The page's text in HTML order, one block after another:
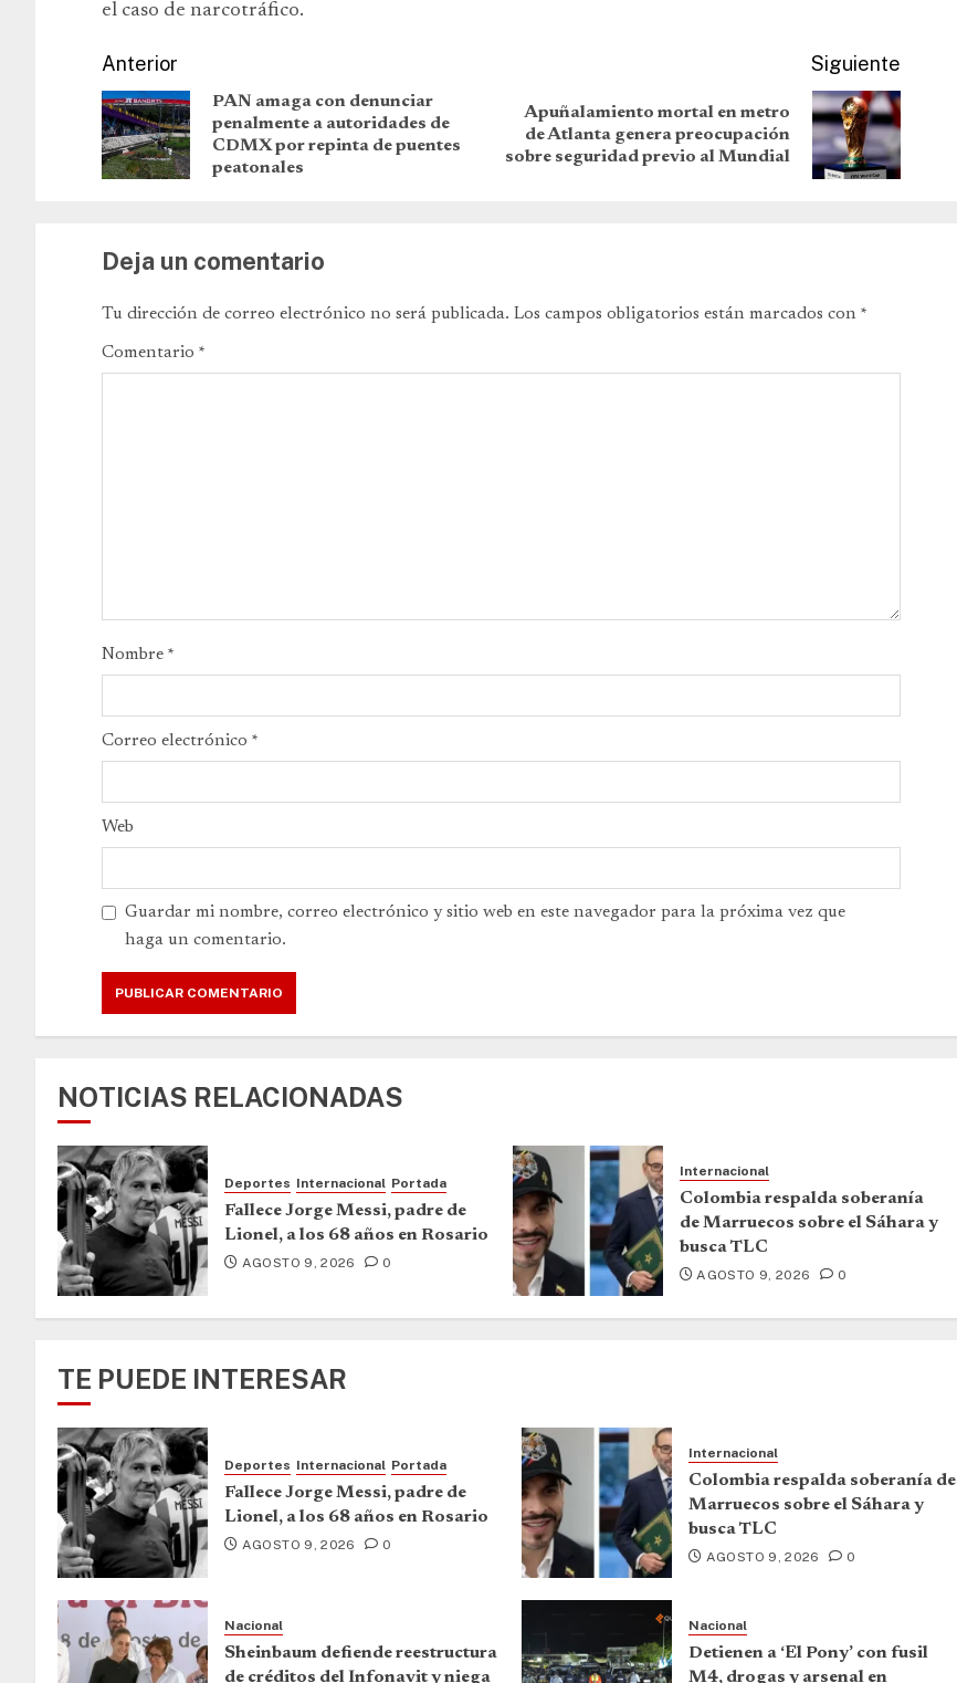
el caso de narcotráfico.
Anterior
PAN amaga con denunciar
penalmente a autoridades de
CDMX por repinta de puentes
peatonales
Siguiente
Apuñalamiento mortal en metro
de Atlanta genera preocupación
sobre seguridad previo al Mundial
Deja un comentario
Tu dirección de correo electrónico no será publicada. Los campos obligatorios están marcados con *
Comentario *
Nombre *
Correo electrónico *
Web
Guardar mi nombre, correo electrónico y sitio web en este navegador para la próxima vez que
haga un comentario.
NOTICIAS RELACIONADAS
Deportes Internacional Portada
Fallece Jorge Messi, padre de
Lionel, a los 68 años en Rosario
AGOSTO 9, 2026 0
Internacional
Colombia respalda soberanía
de Marruecos sobre el Sáhara y
busca TLC
AGOSTO 9, 2026 0
TE PUEDE INTERESAR
Deportes Internacional Portada
Fallece Jorge Messi, padre de
Lionel, a los 68 años en Rosario
AGOSTO 9, 2026 0
Internacional
Colombia respalda soberanía de
Marruecos sobre el Sáhara y
busca TLC
AGOSTO 9, 2026 0
Nacional
Sheinbaum defiende reestructura
de créditos del Infonavit y niega
Nacional
Detienen a ‘El Pony’ con fusil
M4, drogas y arsenal en